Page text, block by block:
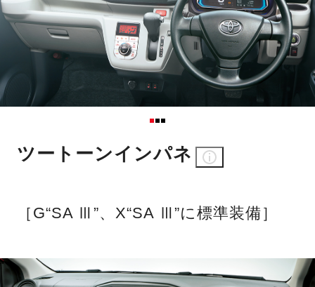
ツートーンインパネ
［G“SA Ⅲ”、X“SA Ⅲ”に標準装備］